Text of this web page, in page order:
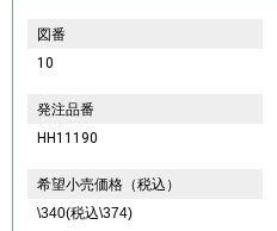
図番
10
発注品番
HH11190
希望小売価格（税込）
\340(税込\374)